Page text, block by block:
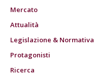
Mercato
Attualità
Legislazione & Normativa
Protagonisti
Ricerca